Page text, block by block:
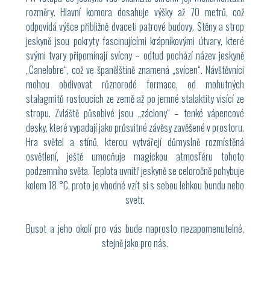
rozměry. Hlavní komora dosahuje výšky až 70 metrů, což
odpovídá výšce přibližně dvaceti patrové budovy. Stěny a strop
jeskyně jsou pokryty fascinujícími krápníkovými útvary, které
svými tvary připomínají svícny – odtud pochází název jeskyně
„Canelobre“, což ve španělštině znamená „svícen“. Návštěvníci
mohou obdivovat různorodé formace, od mohutných
stalagmitů rostoucích ze země až po jemné stalaktity visící ze
stropu. Zvláště působivé jsou „záclony“ – tenké vápencové
desky, které vypadají jako průsvitné závěsy zavěšené v prostoru.
Hra světel a stínů, kterou vytvářejí důmyslně rozmístěná
osvětlení, ještě umocňuje magickou atmosféru tohoto
podzemního světa. Teplota uvnitř jeskyně se celoročně pohybuje
kolem 18 °C, proto je vhodné vzít si s sebou lehkou bundu nebo
svetr.
Busot a jeho okolí pro vás bude naprosto nezapomenutelné,
stejně jako pro nás.